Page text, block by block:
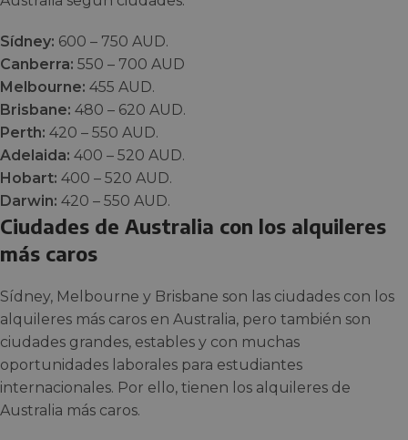
Sídney: 600 – 750 AUD.
Canberra: 550 – 700 AUD
Melbourne: 455 AUD.
Brisbane: 480 – 620 AUD.
Perth: 420 – 550 AUD.
Adelaida: 400 – 520 AUD.
Hobart: 400 – 520 AUD.
Darwin: 420 – 550 AUD.
Ciudades de Australia con los alquileres
más caros
Sídney, Melbourne y Brisbane son las ciudades con los
alquileres más caros en Australia, pero también son
ciudades grandes, estables y con muchas
oportunidades laborales para estudiantes
internacionales. Por ello, tienen los alquileres de
Australia más caros.